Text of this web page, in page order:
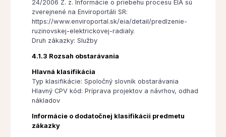
24/2006 Z. z. Informácie o priebehu procesu EIA sú
zverejnené na Enviroportáli SR:
https://www.enviroportal.sk/eia/detail/predlzenie-
ruzinovskej-elektrickovej-radialy.
Druh zákazky: Služby
4.1.3 Rozsah obstarávania
Hlavná klasifikácia
Typ klasifikácie: Spoločný slovník obstarávania
Hlavný CPV kód: Príprava projektov a návrhov, odhad
nákladov
Informácie o dodatočnej klasifikácii predmetu
zákazky